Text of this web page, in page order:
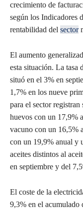
crecimiento de
según los Indicadores
rentabilidad del sector
El aumento
esta situación. La tasa
situó en el 3% en
1,7% en los nueve
para el sector
huevos con un 17,9%
vacuno con un 16,5%
con un 19,9% anual y
aceites distintos al
en septiembre y del
El coste de la
9,3% en el acumulado